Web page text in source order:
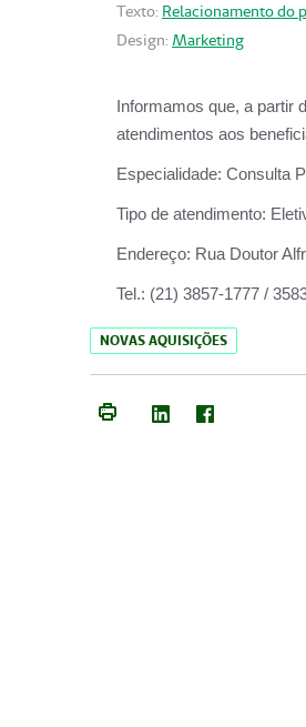
Texto: Relacionamento do
Design: Marketing
Informamos que, a partir
atendimentos aos
Especialidade: Consulta
Tipo de atendimento:
Endereço: Rua Doutor
Tel.: (21) 3857-1777 /
NOVAS AQUISIÇÕES